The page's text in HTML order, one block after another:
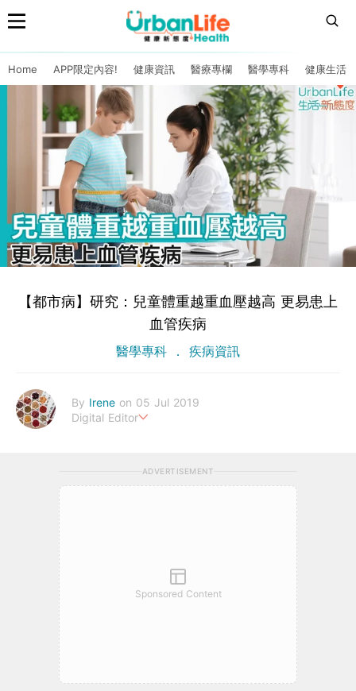
Home APP限定內容! 健康資訊 醫療專欄 醫學專科 健康生活
【都市病】研究：兒童體重越重血壓越高 更易患上
血管疾病
醫學專科 疾病資訊
By Irene on 05 Jul 2019
Digital Editor
ADVERTISEMENT
Sponsored Content